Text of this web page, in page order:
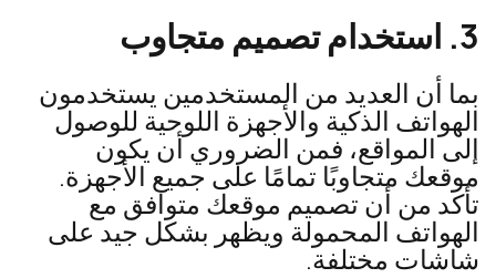
3. استخدام تصميم متجاوب
بما أن العديد من المستخدمين يستخدمون
الهواتف الذكية والأجهزة اللوحية للوصول
إلى المواقع، فمن الضروري أن يكون
موقعك متجاوبًا تمامًا على جميع الأجهزة.
تأكد من أن تصميم موقعك متوافق مع
الهواتف المحمولة ويظهر بشكل جيد على
شاشات مختلفة.